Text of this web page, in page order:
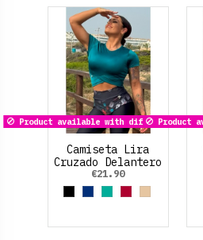
Product available with different
Camiseta Lira
Cruzado Delantero
€21.90
BlackAzul Marino
Verde aguamarina
Rojo Rubí
Dorado
Product